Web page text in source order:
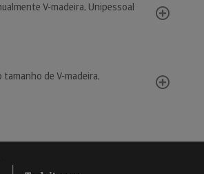
V-madeira, Unipessoal
tamanho de V-madeira,